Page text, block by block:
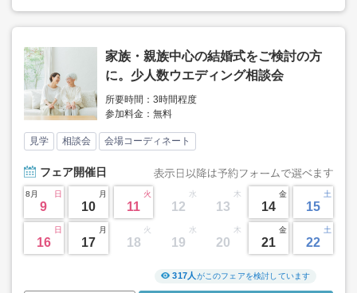
家族・親族中心の結婚式をご検討の方
に。少人数ウエディング相談会
所要時間：3時間程度
参加料金：無料
見学 相談会 会場コーディネート
フェア開催日
8月 日
9
月
10
火
11
水
12
木
13
金
14
土
15
日
16
月
17
火
18
水
19
木
20
金
21
土
22
317人 がこのフェアを検討しています